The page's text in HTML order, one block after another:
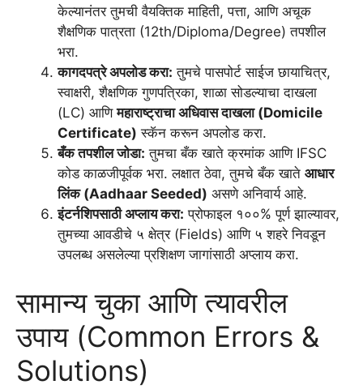
केल्यानंतर तुमची वैयक्तिक माहिती, पत्ता, आणि अचूक
शैक्षणिक पात्रता (12th/Diploma/Degree) तपशील
भरा.
कागदपत्रे अपलोड करा: तुमचे पासपोर्ट साईज छायाचित्र,
स्वाक्षरी, शैक्षणिक गुणपत्रिका, शाळा सोडल्याचा दाखला
(LC) आणिमहाराष्ट्राचा अधिवास दाखला (Domicile
Certificate) स्कॅन करून अपलोड करा.
बँक तपशील जोडा: तुमचा बँक खाते क्रमांक आणि IFSC
कोड काळजीपूर्वक भरा. लक्षात ठेवा, तुमचे बँक खाते आधार
लिंक (Aadhaar Seeded) असणे अनिवार्य आहे.
इंटर्नशिपसाठी अप्लाय करा: प्रोफाइल १००% पूर्ण झाल्यावर,
तुमच्या आवडीचे ५ क्षेत्र (Fields) आणि ५ शहरे निवडून
उपलब्ध असलेल्या प्रशिक्षण जागांसाठी अप्लाय करा.
सामान्य चुका आणि त्यावरील
उपाय (Common Errors &
Solutions)